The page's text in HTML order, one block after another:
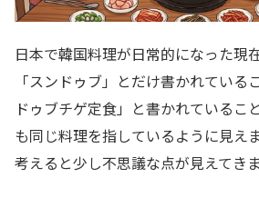
日本で韓国料理が日常的になった現
「スンドゥブ」とだけ書かれている
ドゥブチゲ定食」と書かれているこ
も同じ料理を指しているように見え
考えると少し不思議な点が見えてきま